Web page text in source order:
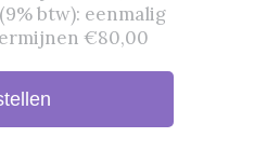
btw): eenmalig
€80,00